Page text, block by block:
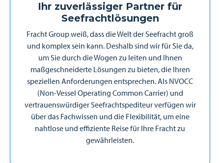
Ihr zuverlässiger Partner für
Seefrachtlösungen
Fracht Group weiß, dass die Welt der Seefracht groß
und komplex sein kann. Deshalb sind wir für Sie da,
um Sie durch die Wogen zu leiten und Ihnen
maßgeschneiderte Lösungen zu bieten, die Ihren
speziellen Anforderungen entsprechen. Als NVOCC
(Non-Vessel Operating Common Carrier) und
vertrauenswürdiger Seefrachtspediteur verfügen wir
über das Fachwissen und die Flexibilität, um eine
nahtlose und effiziente Reise für Ihre Fracht zu
gewährleisten.